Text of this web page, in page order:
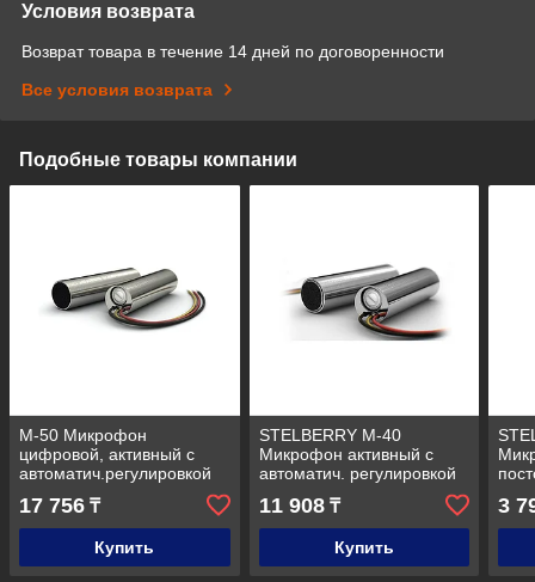
Условия возврата
Возврат товара в течение 14 дней по договоренности
Все условия возврата
Подобные товары компании
М-50 Микрофон
цифровой, активный с
автоматич.регулировкой
усиления и
регул.чувствительности
17 756 ₸
Купить
STELBERRY М-40
Микрофон активный с
автоматич. регулировкой
усиления и регулир.
чувствительности
11 908₸
Купить
3